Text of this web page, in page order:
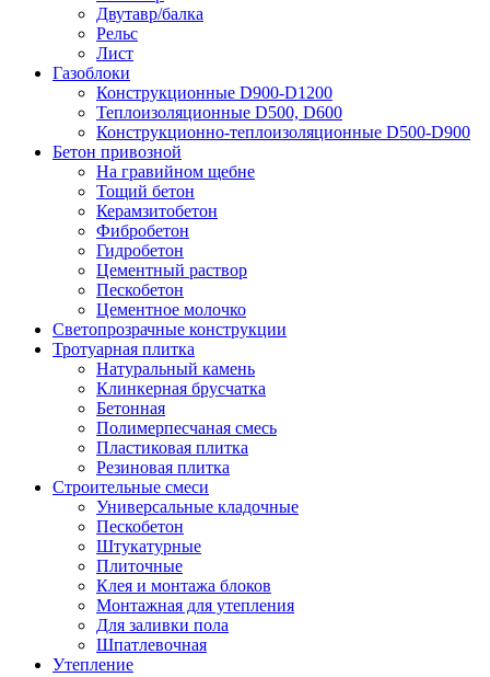
Двутавр/балка
Рельс
Лист
Газоблоки
Конструкционные D900-D1200
Теплоизоляционные D500, D600
Конструкционно-теплоизоляционные D500-D900
Бетон привозной
На гравийном щебне
Тощий бетон
Керамзитобетон
Фибробетон
Гидробетон
Цементный раствор
Пескобетон
Цементное молочко
Светопрозрачные конструкции
Тротуарная плитка
Натуральный камень
Клинкерная брусчатка
Бетонная
Полимерпесчаная смесь
Пластиковая плитка
Резиновая плитка
Строительные смеси
Универсальные кладочные
Пескобетон
Штукатурные
Плиточные
Клея и монтажа блоков
Монтажная для утепления
Для заливки пола
Шпатлевочная
Утепление